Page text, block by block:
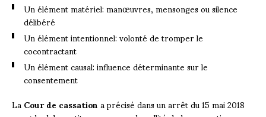
Un élément matériel: manœuvres, mensonges ou silence
délibéré
Un élément intentionnel: volonté de tromper le
cocontractant
Un élément causal: influence déterminante sur le
consentement
LaCour de cassationa précisé dans un arrêt du 15 mai 2018